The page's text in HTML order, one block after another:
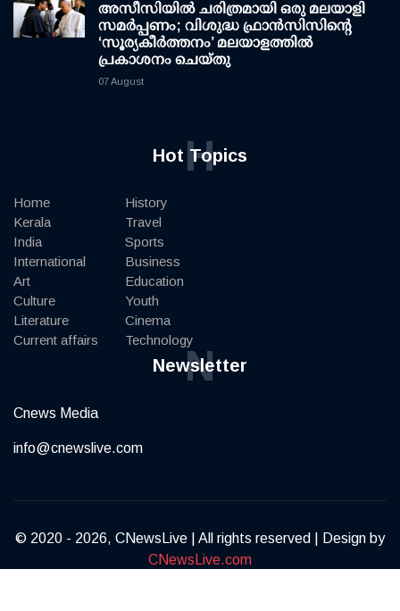
അസീസിയിൽ ചരിത്രമായി ഒരു മലയാളി
സമർപ്പണം; വിശുദ്ധ ഫ്രാൻസിസിന്റെ
‘സൂര്യകീർത്തനം’ മലയാളത്തിൽ
പ്രകാശനം ചെയ്തു
07 August
Hot Topics
H
Home
Kerala
India
International
Art
Culture
Literature
Current affairs
History
Travel
Sports
Business
Education
Youth
Cinema
Technology
Newsletter
N
Cnews Media
info@cnewslive.com
© 2020 - 2026, CNewsLive | All rights reserved | Design by
CNewsLive.com